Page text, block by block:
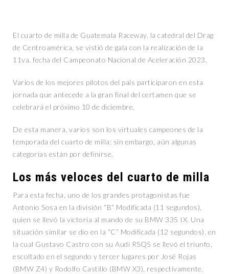
El cuarto de milla de Guatemala Raceway, la catedral del Drag
de Centroamérica, se vistió de gala con la realización de la
11va. fecha del Campeonato Nacional de Aceleración 2023.
Varios de los mejores pilotos del país participaron en esta
jornada que antecede a la gran final del certamen que se
celebrará el próximo 10 de diciembre.
De esta manera, varios son los virtuales campeones de la
temporada del cuarto de milla; sin embargo, aún algunas
categorías están por definirse.
Los más veloces del cuarto de milla
Para esta fecha, uno de los grandes protagonistas fue
Antonio Sosa en la división “B” Modificada (11 segundos),
quien se llevó la victoria al mando de su BMW 335 IX. Una
situación similar se dio en la “C” Modificada (12 segundos), en
la cual Gustavo Castro con su Audi RSQ5 se llevó el triunfo,
escoltado en el segundo y tercer lugares por José Rojas
(BMW Z4) y Rodolfo Castillo (BMW X3), respectivamente.